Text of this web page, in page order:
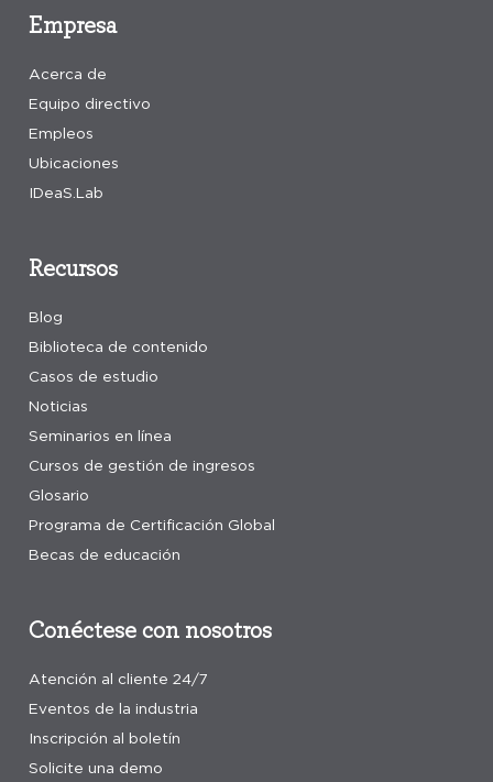
Empresa
Acerca de
Equipo directivo
Empleos
Ubicaciones
IDeaS.Lab
Recursos
Blog
Biblioteca de contenido
Casos de estudio
Noticias
Seminarios en línea
Cursos de gestión de ingresos
Glosario
Programa de Certificación Global
Becas de educación
Conéctese con nosotros
Atención al cliente 24/7
Eventos de la industria
Inscripción al boletín
Solicite una demo